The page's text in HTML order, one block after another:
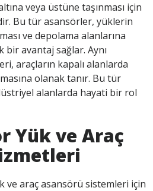
veya üstüne taşınması için
Bu tür asansörler, yüklerin
ve depolama alanlarına
avantaj sağlar. Aynı
araçların kapalı alanlarda
olanak tanır. Bu tür
alanlarda hayati bir rol
Yük ve Araç
ve araç asansörü sistemleri için